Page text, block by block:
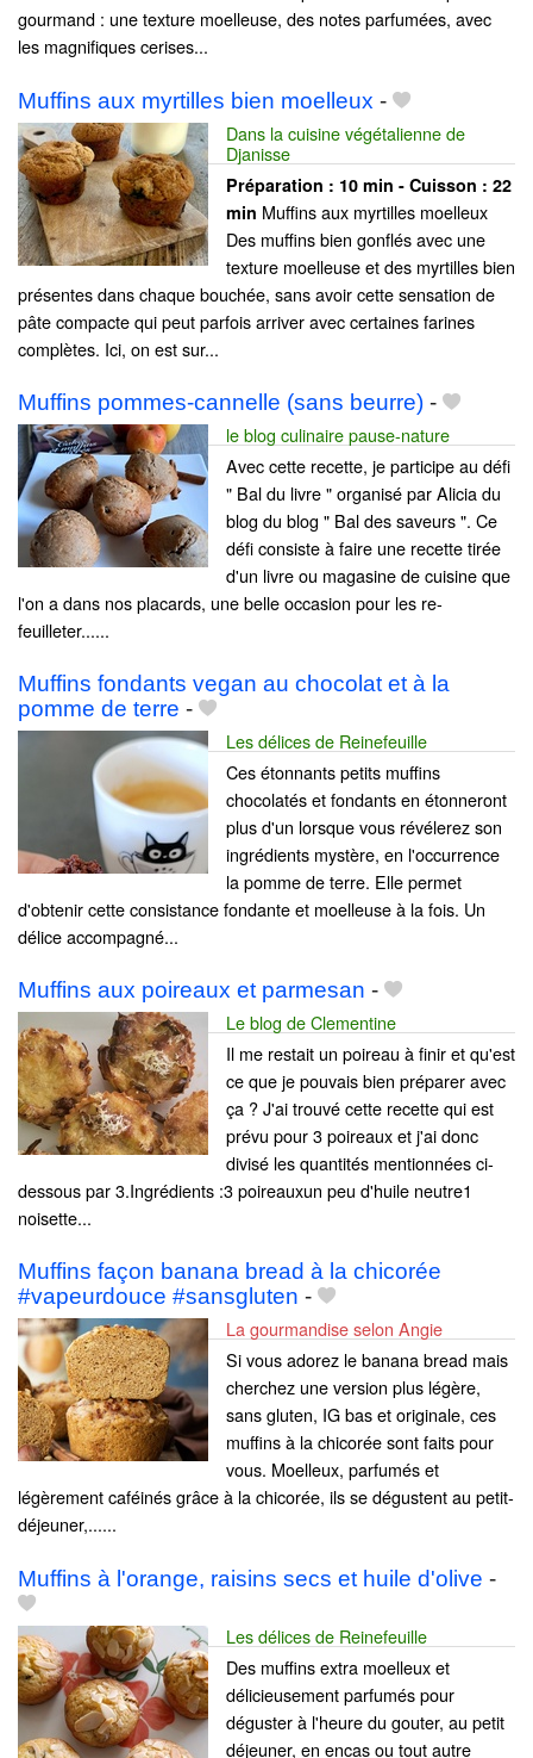
gourmand : une texture moelleuse, des notes parfumées, avec
les magnifiques cerises...
Muffins aux myrtilles bien moelleux -
Dans la cuisine végétalienne de
Djanisse
Préparation : 10 min - Cuisson : 22
min Muffins aux myrtilles moelleux
Des muffins bien gonflés avec une
texture moelleuse et des myrtilles bien
présentes dans chaque bouchée, sans avoir cette sensation de
pâte compacte qui peut parfois arriver avec certaines farines
complètes. Ici, on est sur...
Muffins pommes-cannelle (sans beurre) -
le blog culinaire pause-nature
Avec cette recette, je participe au défi
" Bal du livre " organisé par Alicia du
blog du blog " Bal des saveurs ". Ce
défi consiste à faire une recette tirée
d'un livre ou magasine de cuisine que
l'on a dans nos placards, une belle occasion pour les re-
feuilleter......
Muffins fondants vegan au chocolat et à la
pomme de terre -
Les délices de Reinefeuille
Ces étonnants petits muffins
chocolatés et fondants en étonneront
plus d'un lorsque vous révélerez son
ingrédients mystère, en l'occurrence
la pomme de terre. Elle permet
d'obtenir cette consistance fondante et moelleuse à la fois. Un
délice accompagné...
Muffins aux poireaux et parmesan -
Le blog de Clementine
Il me restait un poireau à finir et qu'est
ce que je pouvais bien préparer avec
ça ? J'ai trouvé cette recette qui est
prévu pour 3 poireaux et j'ai donc
divisé les quantités mentionnées ci-
dessous par 3.Ingrédients :3 poireauxun peu d'huile neutre1
noisette...
Muffins façon banana bread à la chicorée
#vapeurdouce #sansgluten -
La gourmandise selon Angie
Si vous adorez le banana bread mais
cherchez une version plus légère,
sans gluten, IG bas et originale, ces
muffins à la chicorée sont faits pour
vous. Moelleux, parfumés et
légèrement caféinés grâce à la chicorée, ils se dégustent au petit-
déjeuner,......
Muffins à l'orange, raisins secs et huile d'olive -
Les délices de Reinefeuille
Des muffins extra moelleux et
délicieusement parfumés pour
déguster à l'heure du gouter, au petit
déjeuner, en encas ou tout autre